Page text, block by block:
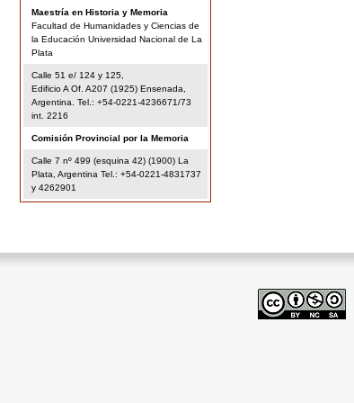
Maestría en Historia y Memoria
Facultad de Humanidades y Ciencias de
la Educación Universidad Nacional de La
Plata
Calle 51 e/ 124 y 125,
Edificio A Of. A207 (1925) Ensenada,
Argentina. Tel.: +54-0221-4236671/73
int. 2216
Comisión Provincial por la Memoria
Calle 7 nº 499 (esquina 42) (1900) La
Plata, Argentina Tel.: +54-0221-4831737
y 4262901